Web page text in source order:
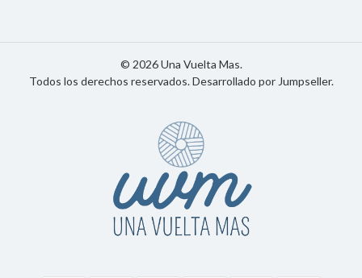
© 2026 Una Vuelta Mas.
Todos los derechos reservados.Desarrollado por Jumpseller.